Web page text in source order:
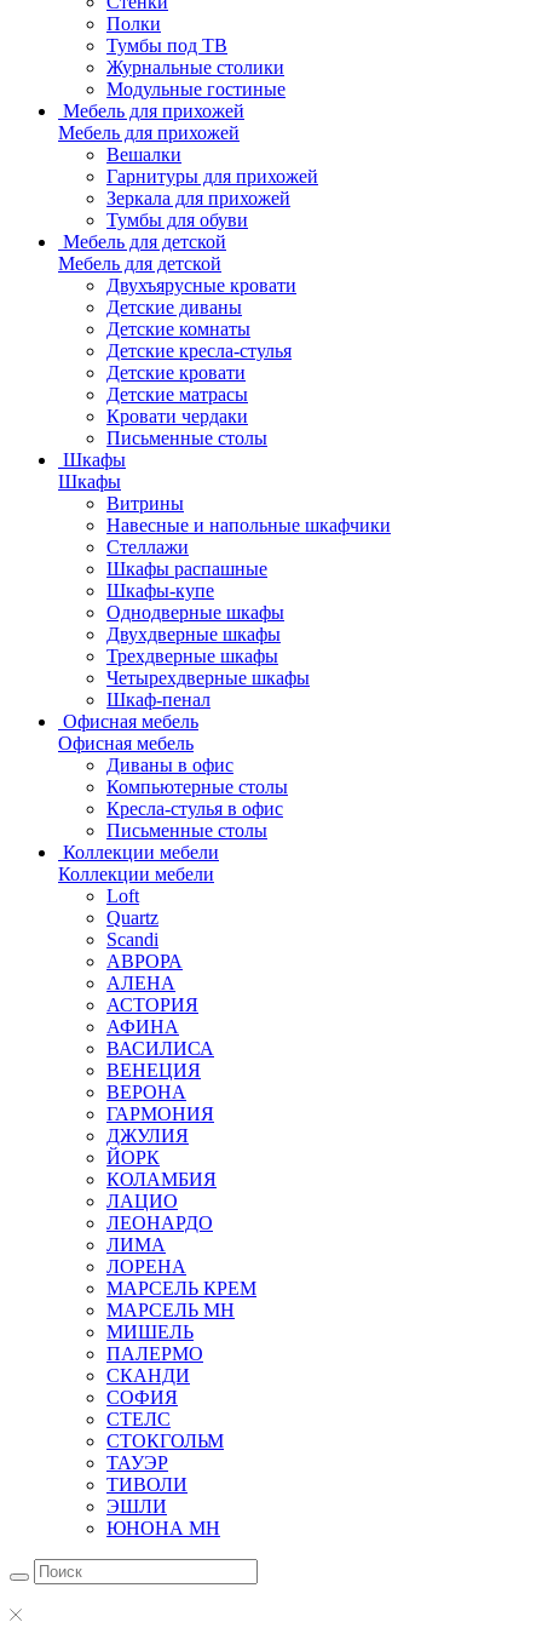
Полки
Тумбы под ТВ
Журнальные столики
Модульные гостиные
Мебель для прихожей
Мебель для прихожей
Вешалки
Гарнитуры для прихожей
Зеркала для прихожей
Тумбы для обуви
Мебель для детской
Мебель для детской
Двухъярусные кровати
Детские диваны
Детские комнаты
Детские кресла-стулья
Детские кровати
Детские матрасы
Кровати чердаки
Письменные столы
Шкафы
Шкафы
Витрины
Навесные и напольные шкафчики
Стеллажи
Шкафы распашные
Шкафы-купе
Однодверные шкафы
Двухдверные шкафы
Трехдверные шкафы
Четырехдверные шкафы
Шкаф-пенал
Офисная мебель
Офисная мебель
Диваны в офис
Компьютерные столы
Кресла-стулья в офис
Письменные столы
Коллекции мебели
Коллекции мебели
Loft
Quartz
Scandi
АВРОРА
АЛЕНА
АСТОРИЯ
АФИНА
ВАСИЛИСА
ВЕНЕЦИЯ
ВЕРОНА
ГАРМОНИЯ
ДЖУЛИЯ
ЙОРК
КОЛАМБИЯ
ЛАЦИО
ЛЕОНАРДО
ЛИМА
ЛОРЕНА
МАРСЕЛЬ КРЕМ
МАРСЕЛЬ МН
МИШЕЛЬ
ПАЛЕРМО
СКАНДИ
СОФИЯ
СТЕЛС
СТОКГОЛЬМ
ТАУЭР
ТИВОЛИ
ЭШЛИ
ЮНОНА МН